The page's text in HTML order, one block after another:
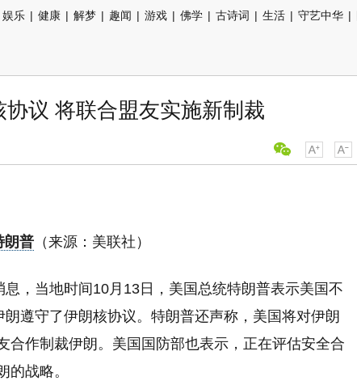
娱乐 | 健康 | 解梦 | 趣闻 | 游戏 | 佛学 | 古诗词 | 生活 | 守艺中华 |
议 将联合盟友实施新制裁
朗普 （来源：美联社）
，当地时间10月13日，美国总统特朗普表示美国不
遵守了伊朗核协议。特朗普还声称，美国将对伊朗
合作制裁伊朗。美国国防部也表示，正在评估安全合
战略。